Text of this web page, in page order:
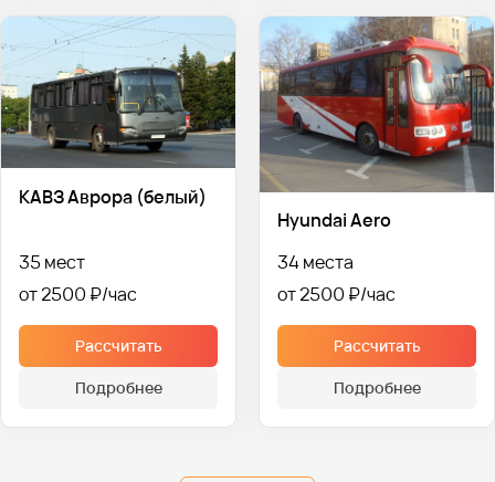
КАВЗ Аврора (белый)
35 мест
от 2500 ₽
Рассчитать
Подробнее
Hyundai Aero
34 места
от 2500 ₽
Рассчитать
Подробнее